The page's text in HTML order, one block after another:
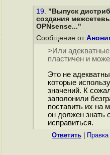
19. "Выпуск
создания
OPNsense..."
Сообщение от
>Или
пластичен и
Это не
которые
значений. К
заполонили
поставить их на
он должен знать
исправиться.
Ответить Правка|